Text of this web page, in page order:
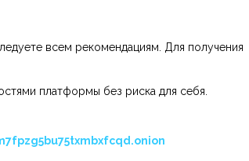
всем рекомендациям. Для получения
платформы без риска для себя.